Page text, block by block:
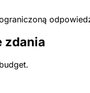
zdania